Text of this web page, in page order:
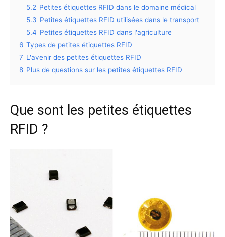
5.2 Petites étiquettes RFID dans le domaine médical
5.3 Petites étiquettes RFID utilisées dans le transport
5.4 Petites étiquettes RFID dans l'agriculture
6 Types de petites étiquettes RFID
7 L'avenir des petites étiquettes RFID
8 Plus de questions sur les petites étiquettes RFID
Que sont les petites étiquettes
RFID ?